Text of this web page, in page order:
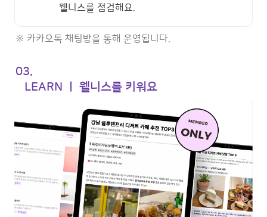
웰니스를 점검해요.
※ 카카오톡 채팅방을 통해 운영됩니다.
03.
   LEARN ㅣ 웰니스를 키워요